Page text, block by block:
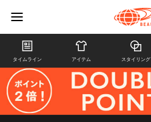
タイムライン アイテム スタイリング